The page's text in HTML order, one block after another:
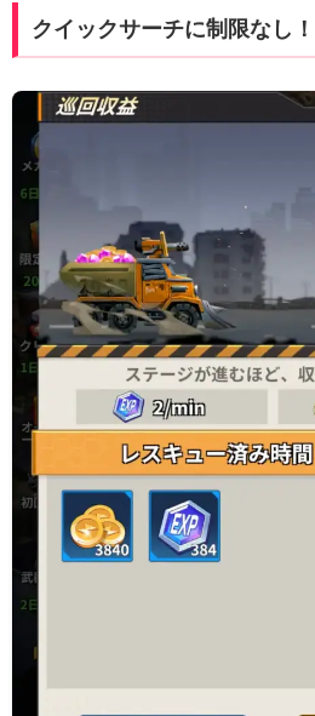
クイックサーチに制限なし